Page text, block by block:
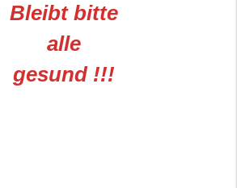
Bleibt bitte
alle
gesund !!!